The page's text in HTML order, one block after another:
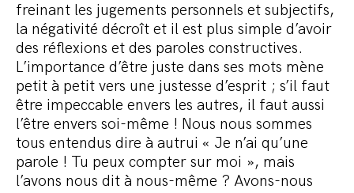
freinant les jugements personnels et subjectifs,
la négativité décroît et il est plus simple d’avoir
des réflexions et des paroles constructives.
L’importance d’être juste dans ses mots mène
petit à petit vers une justesse d’esprit ; s’il faut
être impeccable envers les autres, il faut aussi
l’être envers soi-même ! Nous nous sommes
tous entendus dire à autrui « Je n’ai qu’une
parole ! Tu peux compter sur moi », mais
l’avons nous dit à nous-même ? Avons-nous